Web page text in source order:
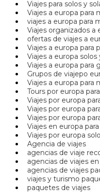
Viajes para solos y
Viajes a europa para
viajes a europa para
Viajes organizados
ofertas de viajes a
Viajes a europa para
Viajes a europa
Viajes a europa para
Grupos de viajepo
Viajes a europa para
Tours por europa
Viajes por europa
Viajes por europa
Viajes por europa
Viajes en europa
Viajes por europa
Agencia de viajes
agencias de viaje
agencias de viajes
agencias de viajes
viajes y turismo
paquetes de viajes